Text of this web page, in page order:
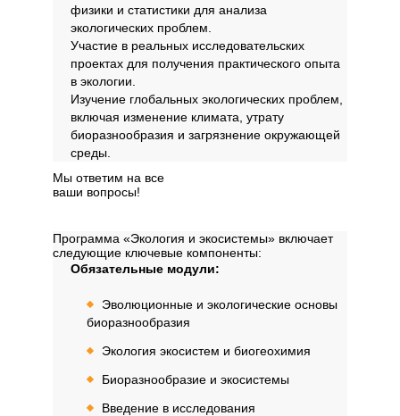
физики и статистики для анализа
экологических проблем.
Участие в реальных исследовательских
проектах для получения практического опыта
в экологии.
Изучение глобальных экологических проблем,
включая изменение климата, утрату
биоразнообразия и загрязнение окружающей
среды.
Мы ответим на все
ваши вопросы!
Программа «Экология и экосистемы» включает
следующие ключевые компоненты:
Обязательные модули:
Эволюционные и экологические основы
биоразнообразия
Экология экосистем и биогеохимия
Биоразнообразие и экосистемы
Введение в исследования